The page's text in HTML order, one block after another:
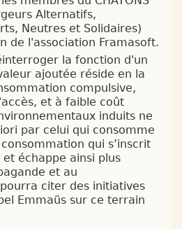
Alternatifs,
Neutres et Solidaires)
de l'association Framasoft.
la fonction d'un
ajoutée réside en la
compulsive,
et à faible coût
induits ne
par celui qui consomme
qui s’inscrit
échappe ainsi plus
et au
citer des initiatives
Emmaüs sur ce terrain